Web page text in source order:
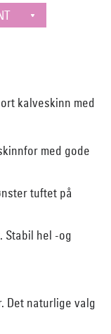
kalveskinn med
med gode
tuftet på
Stabil hel -og
Det naturlige valg